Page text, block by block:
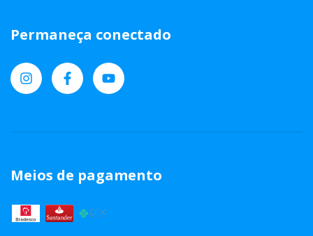
Permaneça conectado
Meios de pagamento